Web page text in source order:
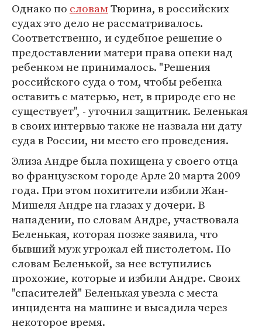
Однако по словамТюрина, в российских
судах это дело не рассматривалось.
Соответственно, и судебное решение о
предоставлении матери права опеки над
ребенком не принималось. "Решения
российского суда о том, чтобы ребенка
оставить с матерью, нет, в природе его не
существует", - уточнил защитник. Беленькая
в своих интервью также не назвала ни дату
суда в России, ни место его проведения.
Элиза Андре была похищена у своего отца
во французском городе Арле 20 марта 2009
года. При этом похитители избили Жан-
Мишеля Андре на глазах у дочери. В
нападении, по словам Андре, участвовала
Беленькая, которая позже заявила, что
бывший муж угрожал ей пистолетом. По
словам Беленькой, за нее вступились
прохожие, которые и избили Андре. Своих
"спасителей" Беленькая увезла с места
инцидента на машине и высадила через
некоторое время.